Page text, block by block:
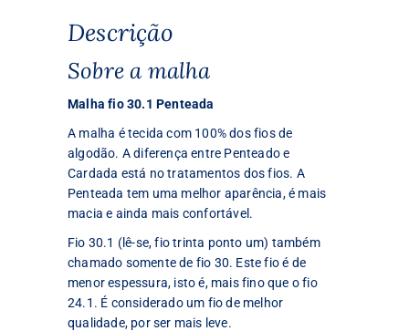
Descrição
Sobre a malha
Malha fio 30.1 Penteada
A malha é tecida com 100% dos fios de
algodão. A diferença entre Penteado e
Cardada está no tratamentos dos fios. A
Penteada tem uma melhor aparência, é mais
macia e ainda mais confortável.
Fio 30.1 (lê-se, fio trinta ponto um) também
chamado somente de fio 30. Este fio é de
menor espessura, isto é, mais fino que o fio
24.1. É considerado um fio de melhor
qualidade, por ser mais leve.